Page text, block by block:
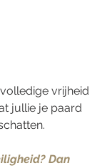
vrijheid
jullie je paard
Dan